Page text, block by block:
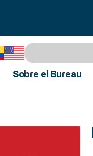
Sobre el Bureau